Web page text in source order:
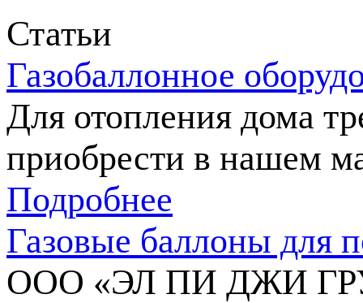
Статьи
Газобаллонное
Для отопления дома
приобрести в нашем
Подробнее
Газовые баллоны для
ООО «ЭЛ ПИ ДЖИ